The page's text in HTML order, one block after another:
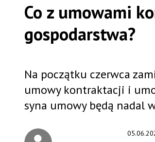
Co z umowami
gospodarstwa?
Na początku czerwca
umowy kontraktacji i
syna umowy będą nadal